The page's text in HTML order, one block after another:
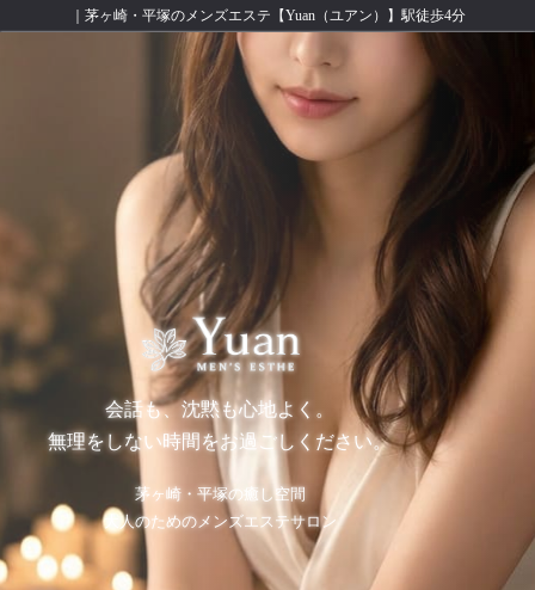
｜茅ヶ崎・平塚のメンズエステ【Yuan（ユアン）】駅徒歩4分
会話も、沈黙も心地よく。
無理をしない時間をお過ごしください。
茅ヶ崎・平塚の癒し空間
大人のためのメンズエステサロン